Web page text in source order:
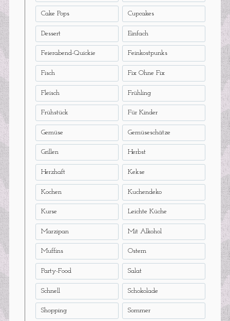
Cake Pops Cupcakes
Dessert Einfach
Feierabend-Quickie Feinkostpunks
Fisch Fix Ohne Fix
Fleisch Frühling
Frühstück Für Kinder
Gemüse Gemüseschätze
Grillen Herbst
Herzhaft Kekse
Kochen Kuchendeko
Kurse Leichte Küche
Marzipan Mit Alkohol
Muffins Ostern
Party-Food Salat
Schnell Schokolade
Shopping Sommer